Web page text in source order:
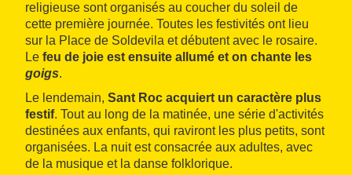
religieuse sont organisés au coucher du soleil de
cette première journée. Toutes les festivités ont lieu
sur la Place de Soldevila et débutent avec le rosaire.
Le feu de joie est ensuite allumé et on chante les
goigs.
Le lendemain, Sant Roc acquiert un caractère plus
festif. Tout au long de la matinée, une série d'activités
destinées aux enfants, qui raviront les plus petits, sont
organisées. La nuit est consacrée aux adultes, avec
de la musique et la danse folklorique.